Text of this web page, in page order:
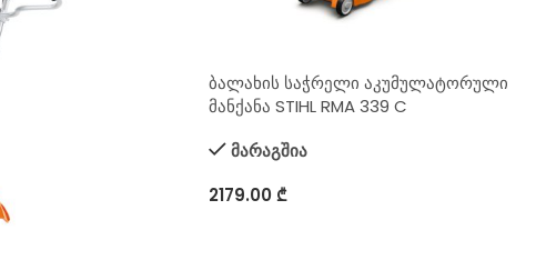
ბალახის საჭრელი აკუმულატორული
მანქანა STIHL RMA 339 C
მარაგშია
2179.00₾